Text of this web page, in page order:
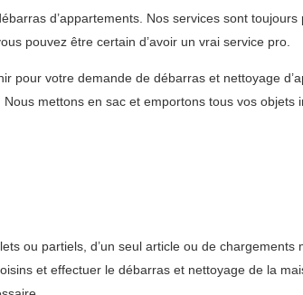
d’appartements. Nos services sont
pouvez être certain d’avoir un vrai service pro.
pour votre demande de débarras et nettoyage
mettons en sac et emportons tous vos objets
ou partiels, d’un seul article ou de chargements
et effectuer le débarras et nettoyage de la